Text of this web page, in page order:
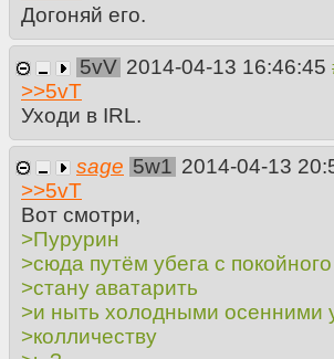
Догоняй его.
5vV 2014-04-13 16:46:45
>>5vT
Уходи в IRL.
sage 5w1 2014-04-13
>>5vT
Вот смотри,
>Пурурин
>сюда путём убега с
>стану аватарить
>и ныть холодными осенними
>колличеству